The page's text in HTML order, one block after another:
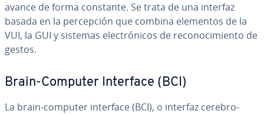
avance de forma constante. Se trata de una interfaz
basada en la pe­r­ce­p­ción que combina elementos de la
VUI, la GUI y sistemas ele­c­tró­ni­cos de re­co­no­ci­mie­n­to de
gestos.
Brain-Computer Interface (BCI)
La brain-computer interface (BCI), o interfaz cerebro-